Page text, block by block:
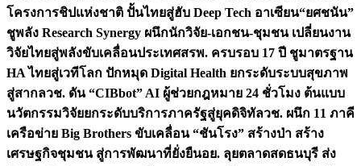
โครงการชิปแห่งชาติ ปั้นไทยสู่ฮับ Deep Tech อาเซียน“ยศชนัน”
ชูพลัง Research Synergy ผนึกนักวิจัย-เอกชน-ชุมชน เปลี่ยนงาน
วิจัยไทยสู่พลังขับเคลื่อนประเทศสรพ. ครบรอบ 17 ปี ชูมาตรฐาน
HA ไทยสู่เวทีโลก ปักหมุด Digital Health ยกระดับระบบสุขภาพ
สู่สากลวช. ดัน “CIBbot” AI ผู้ช่วยกฎหมาย 24 ชั่วโมง ต้นแบบ
นวัตกรรมวิจัยยกระดับบริการภาครัฐสู่ยุคดิจิทัลวช. ผนึก 11 ภาคี
เครือข่าย Big Brothers ขับเคลื่อน “ชันโรง” สร้างป่า สร้าง
เศรษฐกิจชุมชน สู่การพัฒนาที่ยั่งยืนอย. ลุยตลาดสดธนบุรี ส่ง